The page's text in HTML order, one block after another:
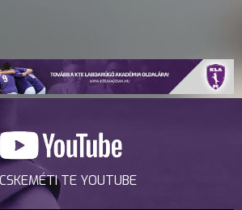
TE YOUTUBE